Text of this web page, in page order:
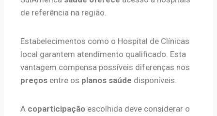
de referência na região.
Estabelecimentos como o Hospital de Clínicas
local garantem atendimento qualificado. Esta
vantagem compensa possíveis diferenças nos
preços entre os planos saúde disponíveis.
A coparticipação escolhida deve considerar o